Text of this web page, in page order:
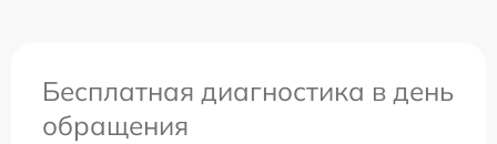
Бесплатная диагностика в день
обращения